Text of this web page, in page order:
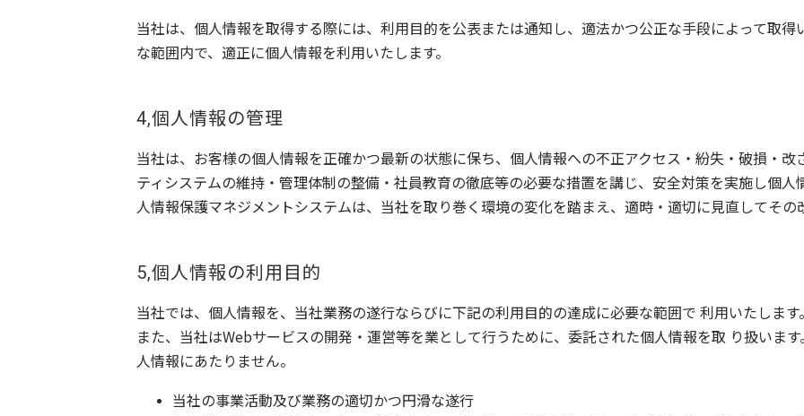
当社は、個人情報を取得する際には、利用目的を公表または通知し、適法かつ公正な手段によって取
な範囲内で、適正に個人情報を利用いたします。
4,個人情報の管理
当社は、お客様の個人情報を正確かつ最新の状態に保ち、個人情報への不正アクセス・紛失・破損・
ティシステムの維持・管理体制の整備・社員教育の徹底等の必要な措置を講じ、安全対策を実施し個
人情報保護マネジメントシステムは、当社を取り巻く環境の変化を踏まえ、適時・適切に見直してその
5,個人情報の利用目的
当社では、個人情報を、当社業務の遂行ならびに下記の利用目的の達成に必要な範囲で 利用いたします
また、当社はWebサービスの開発・運営等を業として行うために、委託された個人情報を取 り扱いま
人情報にあたりません。
当社の事業活動及び業務の適切かつ円滑な遂行